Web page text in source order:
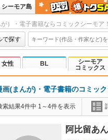
シーモア島
）・電子書籍ならコミックシーモア！
で探す
女性 BL
シーモア
コミックス
画(まんが)・電子書籍のコミッ
索結果4件中 1～4件を表示
阿比留あ